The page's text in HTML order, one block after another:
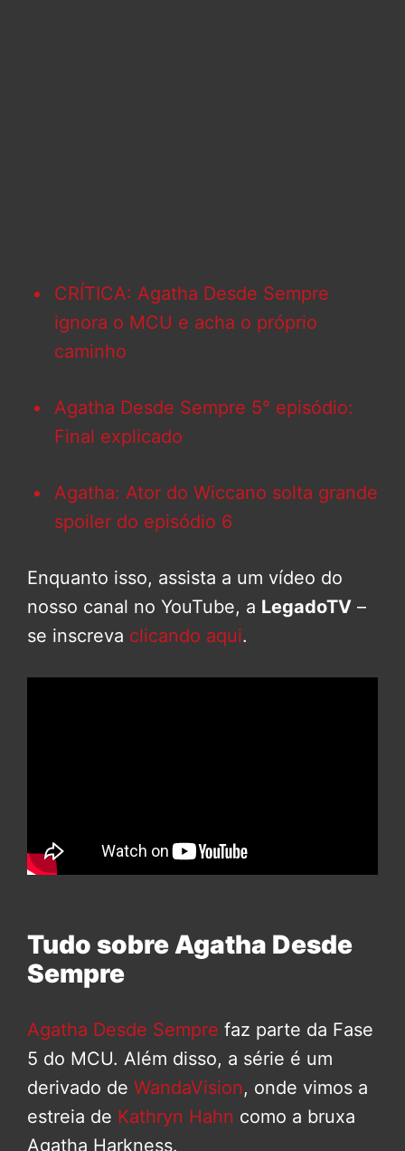
CRÍTICA: Agatha Desde Sempre
ignora o MCU e acha o próprio
caminho
Agatha Desde Sempre 5° episódio:
Final explicado
Agatha: Ator do Wiccano solta grande
spoiler do episódio 6
Enquanto isso, assista a um vídeo do
nosso canal no YouTube, a LegadoTV –
se inscreva clicando aqui.
Tudo sobre Agatha Desde
Sempre
Agatha Desde Sempre faz parte da Fase
5 do MCU. Além disso, a série é um
derivado de WandaVision, onde vimos a
estreia de Kathryn Hahn como a bruxa
Agatha Harkness.